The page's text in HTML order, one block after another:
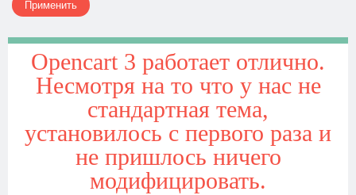
Opencart 3 работает отлично.
Несмотря на то что у нас не
стандартная тема,
установилось с первого раза и
не пришлось ничего
модифицировать.